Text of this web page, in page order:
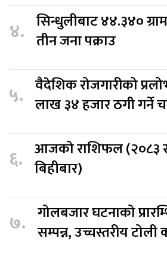
४. सिन्धुलीबाट ४४.३४०
तीन जना पक्राउ
५. वैदेशिक रोजगारीको
लाख ३४ हजार ठगी गर्ने
६. आजको राशिफल (२०८३
बिहीबार)
७. गोलबजार घटनाको
सम्पन्न, उच्चस्तरीय टोली